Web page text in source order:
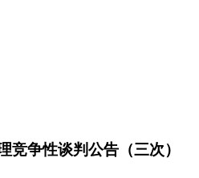
竞争性谈判公告（三次）